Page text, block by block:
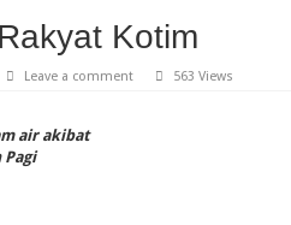
Kotim
Leave a comment 563 Views
air akibat